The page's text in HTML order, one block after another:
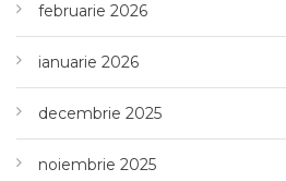
februarie 2026
ianuarie 2026
decembrie 2025
noiembrie 2025